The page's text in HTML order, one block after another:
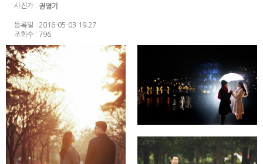
사진가 : 권영기
등록일 : 2016-05-03 19:27
조회수 : 796
세미웨딩+데이트스냅~^^
데이트스냅+세미웨딩